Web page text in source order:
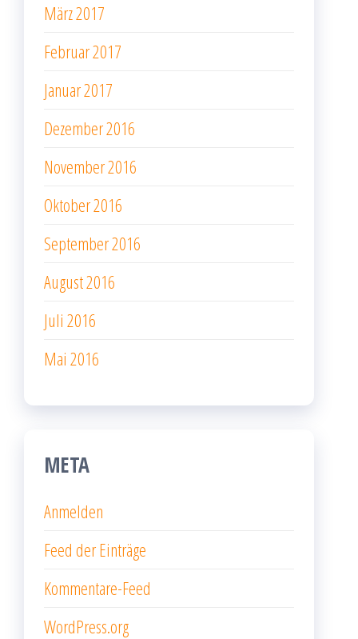
März 2017
Februar 2017
Januar 2017
Dezember 2016
November 2016
Oktober 2016
September 2016
August 2016
Juli 2016
Mai 2016
META
Anmelden
Feed der Einträge
Kommentare-Feed
WordPress.org